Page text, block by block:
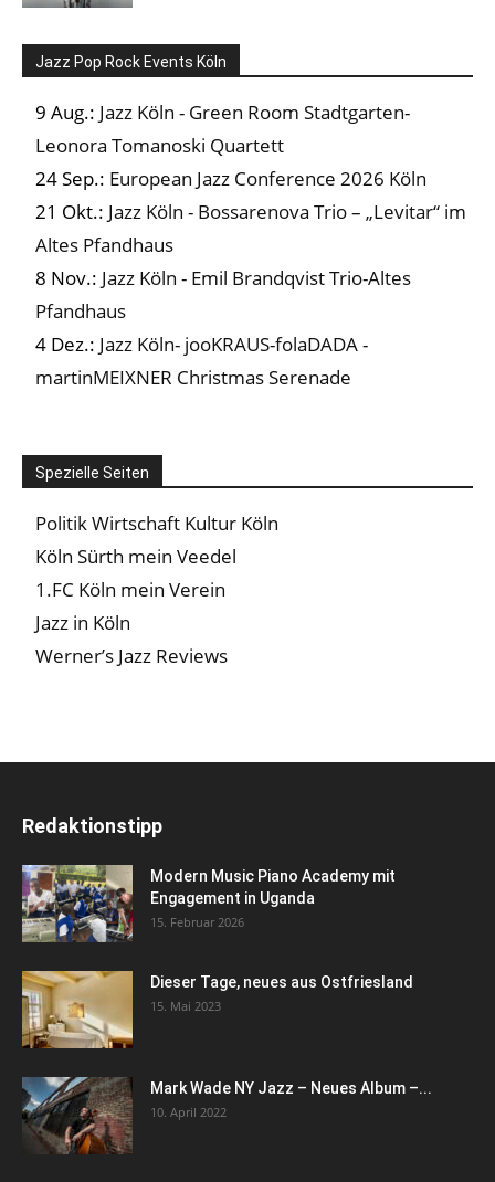
Jazz Pop Rock Events Köln
9 Aug.: Jazz Köln - Green Room Stadtgarten-
Leonora Tomanoski Quartett
24 Sep.: European Jazz Conference 2026 Köln
21 Okt.: Jazz Köln - Bossarenova Trio – „Levitar“ im
Altes Pfandhaus
8 Nov.: Jazz Köln - Emil Brandqvist Trio-Altes
Pfandhaus
4 Dez.: Jazz Köln- jooKRAUS-folaDADA -
martinMEIXNER Christmas Serenade
Spezielle Seiten
Politik Wirtschaft Kultur Köln
Köln Sürth mein Veedel
1.FC Köln mein Verein
Jazz in Köln
Werner’s Jazz Reviews
Redaktionstipp
Modern Music Piano Academy mit
Engagement in Uganda
15. Februar 2026
Dieser Tage, neues aus Ostfriesland
15. Mai 2023
Mark Wade NY Jazz – Neues Album –...
10. April 2022